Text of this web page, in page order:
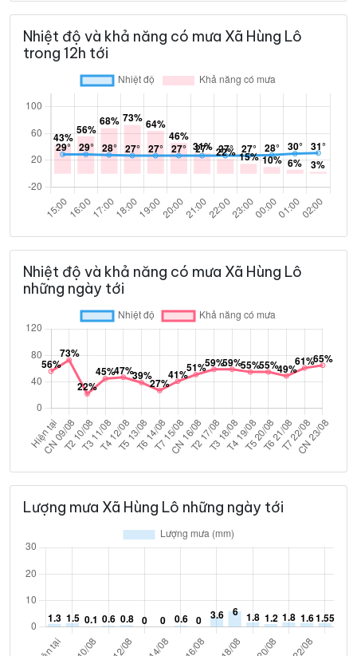
Nhiệt độ và khả năng có mưa Xã Hùng Lô
trong 12h tới
Nhiệt độ và khả năng có mưa Xã Hùng Lô
những ngày tới
Lượng mưa Xã Hùng Lô những ngày tới